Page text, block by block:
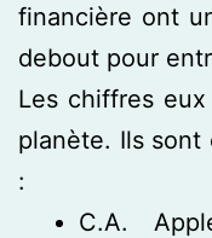
financière ont
debout pour
Les chiffres
planète. Ils sont
:
C.A.